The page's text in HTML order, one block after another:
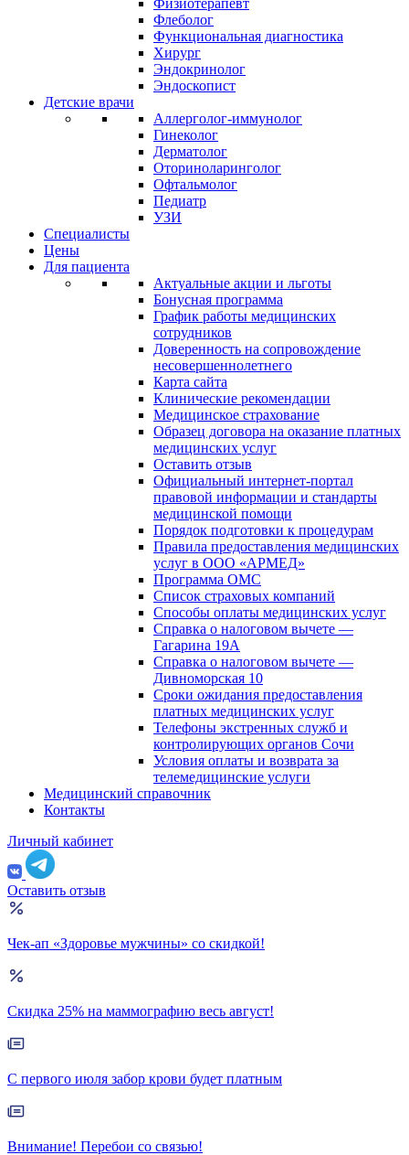
Физиотерапевт
Флеболог
Функциональная диагностика
Хирург
Эндокринолог
Эндоскопист
Детские врачи
Аллерголог-иммунолог
Гинеколог
Дерматолог
Оториноларинголог
Офтальмолог
Педиатр
УЗИ
Специалисты
Цены
Для пациента
Актуальные акции и льготы
Бонусная программа
График работы медицинских
сотрудников
Доверенность на сопровождение
несовершеннолетнего
Карта сайта
Клинические рекомендации
Медицинское страхование
Образец договора на оказание платных
медицинских услуг
Оставить отзыв
Официальный интернет-портал
правовой информации и стандарты
медицинской помощи
Порядок подготовки к процедурам
Правила предоставления медицинских
услуг в ООО «АРМЕД»
Программа ОМС
Список страховых компаний
Способы оплаты медицинских услуг
Справка о налоговом вычете —
Гагарина 19А
Справка о налоговом вычете —
Дивноморская 10
Сроки ожидания предоставления
платных медицинских услуг
Телефоны экстренных служб и
контролирующих органов Сочи
Условия оплаты и возврата за
телемедицинские услуги
Медицинский справочник
Контакты
Личный кабинет
Оставить отзыв
Чек-ап «Здоровье мужчины» со скидкой!
Скидка 25% на маммографию весь август!
С первого июля забор крови будет платным
Внимание! Перебои со связью!